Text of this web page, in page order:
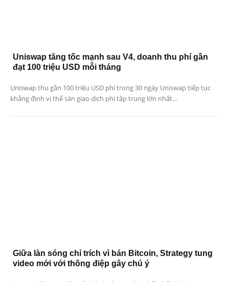
Uniswap tăng tốc mạnh sau V4, doanh thu phí gần
đạt 100 triệu USD mỗi tháng
Uniswap thu gần 100 triệu USD phí trong 30 ngày Uniswap tiếp tục
khẳng định vị thế sàn giao dịch phi tập trung lớn nhất...
Giữa làn sóng chỉ trích vì bán Bitcoin, Strategy tung
video mới với thông điệp gây chú ý